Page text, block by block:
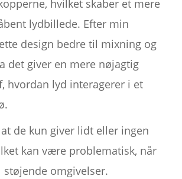
hvilket skaber et mere
lydbillede. Efter min
design bedre til mixning og
det giver en mere nøjagtig
hvordan lyd interagerer i et
de kun giver lidt eller ingen
kan være problematisk, når
støjende omgivelser.